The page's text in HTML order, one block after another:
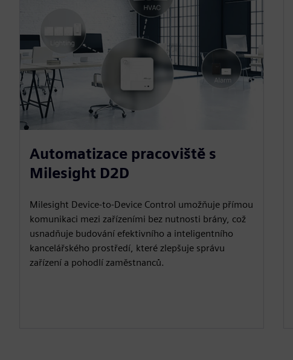
Automatizace pracoviště s
Milesight D2D
Milesight Device-to-Device Control umožňuje přímou
komunikaci mezi zařízeními bez nutnosti brány, což
usnadňuje budování efektivního a inteligentního
kancelářského prostředí, které zlepšuje správu
zařízení a pohodlí zaměstnanců.